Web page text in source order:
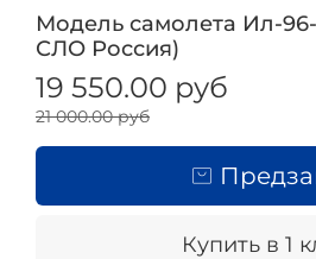
Модель самолета Ил-
СЛО Россия)
19 550.00 руб
21 000.00 руб
Купить в 1